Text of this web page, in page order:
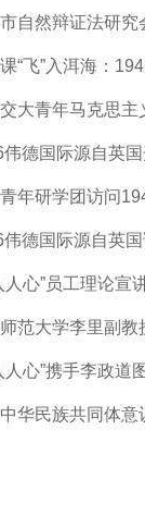
市自然辩证法研
“飞”入洱海：
交大青年马克思
伟德国际源自英
年研学团访问
伟德国际源自英
人心”员工理论宣
范大学李里副
人心”携手李政道
华民族共同体